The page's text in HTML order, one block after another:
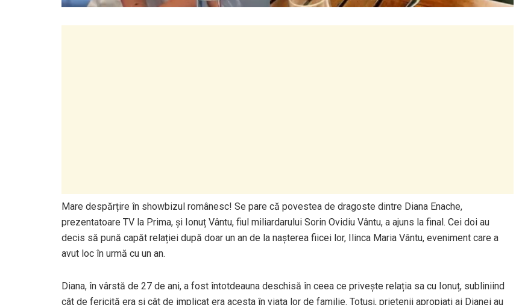
Mare despărțire în showbizul românesc! Se pare că povestea de dragoste dintre Diana Enache,
prezentatoare TV la Prima, și Ionuț Vântu, fiul miliardarului Sorin Ovidiu Vântu, a ajuns la final. Cei doi au
decis să pună capăt relației după doar un an de la nașterea fiicei lor, Ilinca Maria Vântu, eveniment care a
avut loc în urmă cu un an.
Diana, în vârstă de 27 de ani, a fost întotdeauna deschisă în ceea ce privește relația sa cu Ionuț, subliniind
cât de fericită era și cât de implicat era acesta în viața lor de familie. Totuși, prietenii apropiați ai Dianei au